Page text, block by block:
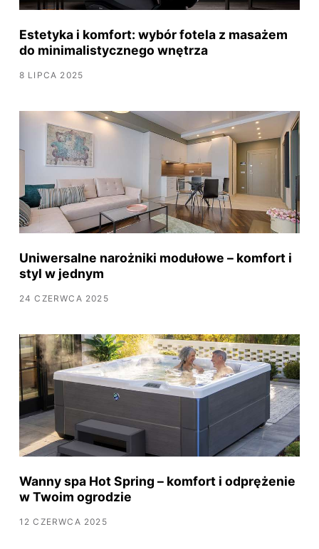
Estetyka i komfort: wybór fotela z masażem
do minimalistycznego wnętrza
8 LIPCA 2025
Uniwersalne narożniki modułowe – komfort i
styl w jednym
24 CZERWCA 2025
Wanny spa Hot Spring – komfort i odprężenie
w Twoim ogrodzie
12 CZERWCA 2025